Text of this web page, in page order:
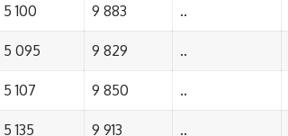
5 100 9 883 ..
5 095 9 829 ..
5 107 9 850 ..
5 135 9 913 ..